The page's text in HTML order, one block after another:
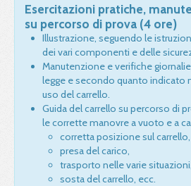
Esercitazioni pratiche,
su percorso di prova (4 ore)
Illustrazione, seguendo le
dei vari componenti e delle
Manutenzione e verifiche
legge e secondo quanto indicato
uso del carrello.
Guida del carrello su percorso di
le corrette manovre a vuoto e a
corretta posizione sul carrello,
presa del carico,
trasporto nelle varie situazioni,
sosta del carrello, ecc.